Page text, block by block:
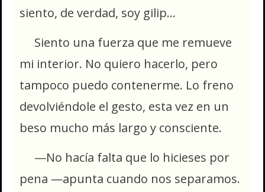
siento, de verdad, soy gilip…
Siento una fuerza que me remueve
mi interior. No quiero hacerlo, pero
tampoco puedo contenerme. Lo freno
devolviéndole el gesto, esta vez en un
beso mucho más largo y consciente.
—No hacía falta que lo hicieses por
pena —apunta cuando nos separamos.